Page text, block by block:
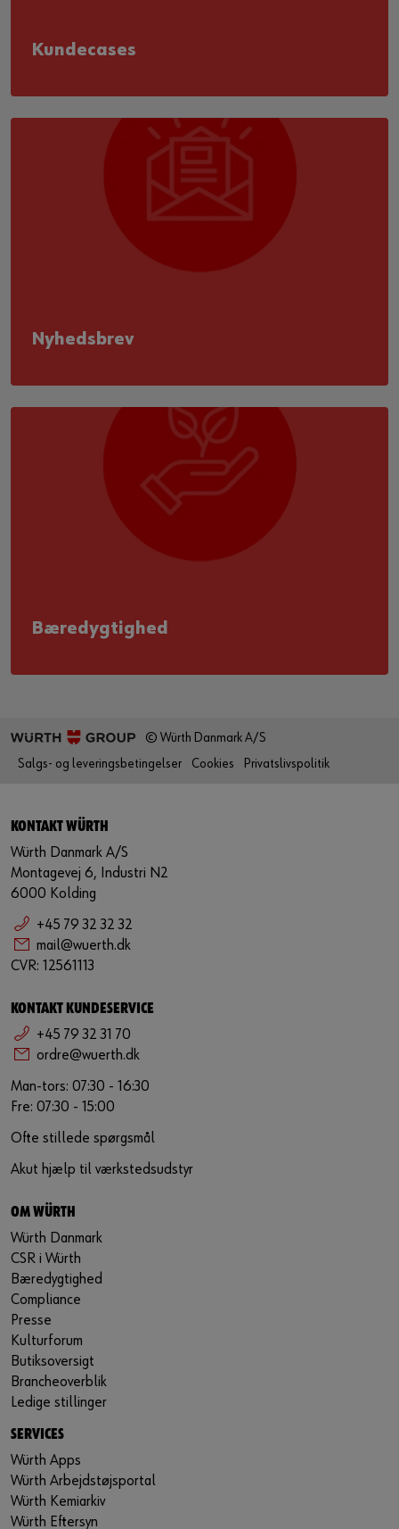
Kundecases
Nyhedsbrev
Bæredygtighed
© Würth Danmark A/S
Salgs- og leveringsbetingelser
Cookies Privatslivspolitik
KONTAKT WÜRTH
Würth Danmark A/S
Montagevej 6, Industri N2
6000 Kolding
+45 79 32 32 32
mail@wuerth.dk
CVR: 12561113
KONTAKT KUNDESERVICE
+45 79 32 31 70
ordre@wuerth.dk
Man-tors: 07:30 - 16:30
Fre: 07:30 - 15:00
Ofte stillede spørgsmål
Akut hjælp til værkstedsudstyr
OM WÜRTH
Würth Danmark
CSR i Würth
Bæredygtighed
Compliance
Presse
Kulturforum
Butiksoversigt
Brancheoverblik
Ledige stillinger
SERVICES
Würth Apps
Würth Arbejdstøjsportal
Würth Kemiarkiv
Würth Eftersyn